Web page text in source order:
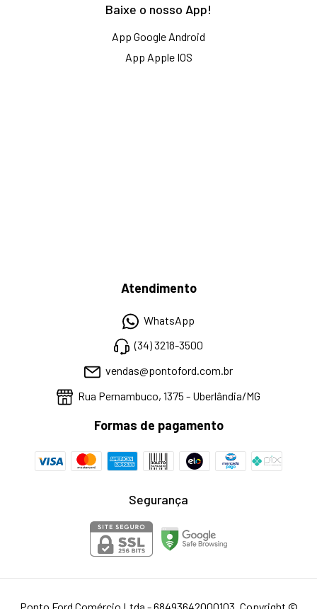
Baixe o nosso App!
App Google Android
App Apple IOS
Atendimento
WhatsApp
(34) 3218-3500
vendas@pontoford.com.br
Rua Pernambuco, 1375 - Uberlândia/MG
Formas de pagamento
Segurança